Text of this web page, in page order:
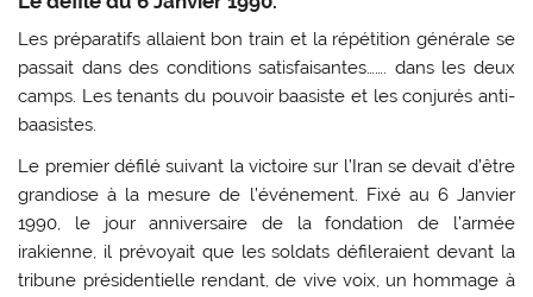
Les préparatifs allaient bon train et la répétition générale se
passait dans des conditions satisfaisantes……. dans les deux
camps. Les tenants du pouvoir baasiste et les conjurés anti-
baasistes.
Le premier défilé suivant la victoire sur l’Iran se devait d’être
grandiose à la mesure de l’événement. Fixé au 6 Janvier
1990, le jour anniversaire de la fondation de l’armée
irakienne, il prévoyait que les soldats défileraient devant la
tribune présidentielle rendant, de vive voix, un hommage à